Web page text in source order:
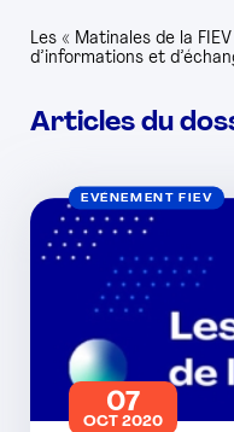
PRESSE
Les « Matinales de la
d’informations et
Articles du
EVÉNEMENT FIEV
07
OCT 2020